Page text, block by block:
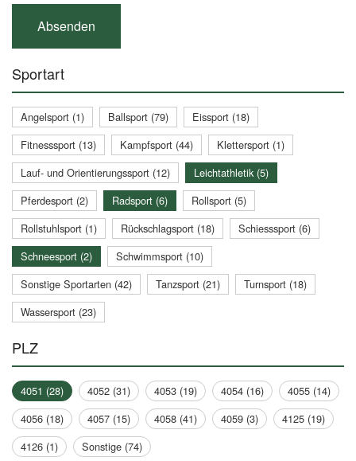
Sportart
Angelsport (1) Ballsport (79)
Eissport (18)
Fitnesssport (13)
Kampfsport (44)
Klettersport (1)
Lauf- und Orientierungssport (12)
Leichtathletik (5)
Pferdesport (2)
Radsport (6)
Rollsport (5)
Rollstuhlsport (1)
Rückschlagsport (18)
Schiesssport (6)
Schneesport (2)
Schwimmsport (10)
Sonstige Sportarten (42)
Tanzsport (21)
Turnsport (18)
Wassersport (23)
PLZ
4051 (28) 4052 (31) 4053 (19) 4054 (16)
4055 (14)
4056 (18)
4057 (15) 4058 (41) 4059 (3)
4125 (19)
4126 (1)
Sonstige (74)